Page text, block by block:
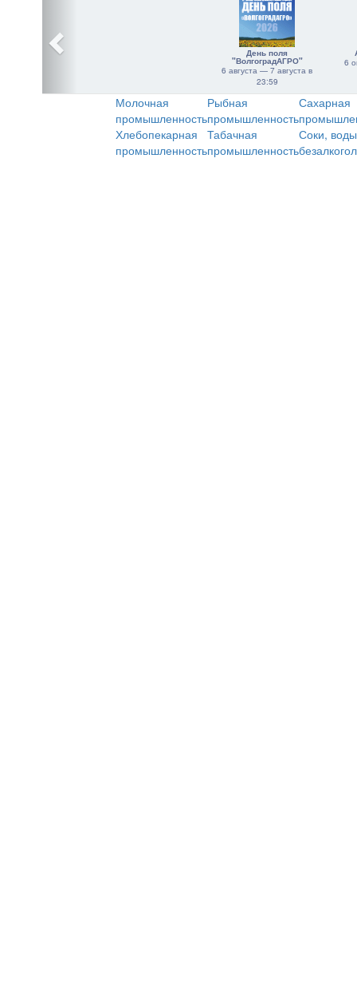
День поля
"ВолгоградАГРО"
6 августа — 7 августа в
23:59
6
Молочная
промышленность
Рыбная
промышленность
Сахарная
Хлебопекарная
промышленность
Табачная
промышленность
Соки,